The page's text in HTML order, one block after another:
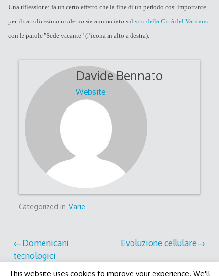
Una riflessione: fa un certo effetto che la fine di un periodo così importante
per il cattolicesimo moderno sia annunciato sul sito della Città del Vaticano
con le parole "Sede vacante" (l’icona in alto a destra).
Davide Bennato
Website
Categorized in: Varie
Post
navigation
Domenicani
tecnologici
Evoluzione cellulare
This website uses cookies to improve your experience. We'll